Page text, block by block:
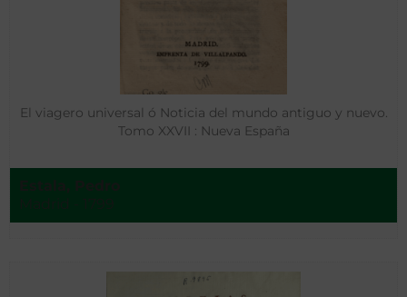
El viagero universal ó Noticia del mundo antiguo y nuevo.
Tomo XXVII : Nueva España